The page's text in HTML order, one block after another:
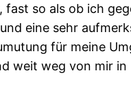
so als ob ich
eine sehr
für meine
weit weg von mir